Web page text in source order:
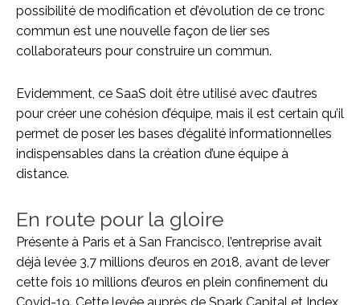
possibilité de modification et d’évolution de ce tronc
commun est une nouvelle façon de lier ses
collaborateurs pour construire un commun.
Evidemment, ce SaaS doit être utilisé avec d’autres
pour créer une cohésion d’équipe, mais il est certain qu’il
permet de poser les bases d’égalité informationnelles
indispensables dans la création d’une équipe à
distance.
En route pour la gloire
Présente à Paris et à San Francisco, l’entreprise avait
déjà levée 3,7 millions d’euros en 2018, avant de lever
cette fois 10 millions d’euros en plein confinement du